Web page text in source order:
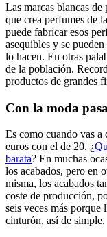
Las marcas blancas
que crea perfumes de
puede fabricar esos
asequibles y se
lo hacen. En otras
de la población.
productos de grandes
Con la moda
Es como cuando vas a
euros con el de 20. ¿
barata? En muchas
los acabados, pero en
misma, los acabados
coste de producción,
seis veces más porque
cinturón, así de simple.